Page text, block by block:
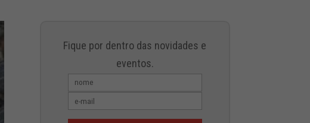
Fique por dentro das novidades e
eventos.